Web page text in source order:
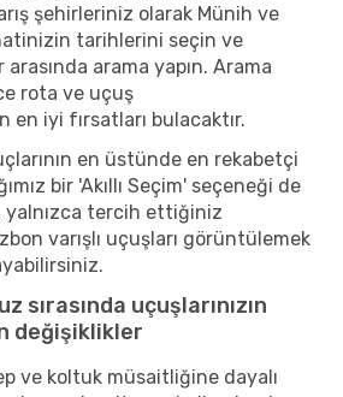
şehirleriniz olarak Münih ve
tarihlerini seçin ve
arama yapın. Arama
rota ve uçuş
en iyi fırsatları bulacaktır.
en üstünde en rekabetçi
bir 'Akıllı Seçim' seçeneği de
yalnızca tercih ettiğiniz
varışlı uçuşları görüntülemek
sırasında uçuşlarınızın
değişiklikler
ve koltuk müsaitliğine dayalı